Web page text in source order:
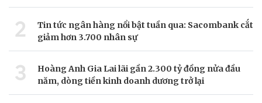
2
Tin tức ngân hàng nổi bật tuần qua: Sacombank cắt
giảm hơn 3.700 nhân sự
3
Hoàng Anh Gia Lai lãi gần 2.300 tỷ đồng nửa đầu
năm, dòng tiền kinh doanh dương trở lại